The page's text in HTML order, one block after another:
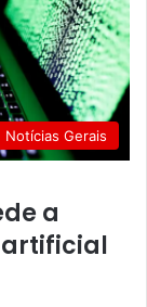
Notícias Gerais
a